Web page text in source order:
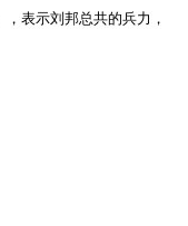
，表示刘邦总共的兵力，